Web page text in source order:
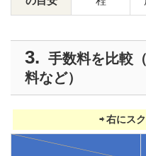
手数料を比較
料など）